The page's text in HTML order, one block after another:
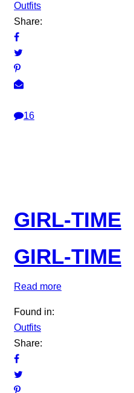
Outfits
Share:
16
GIRL-TIME
GIRL-TIME
Read more
Found in:
Outfits
Share: